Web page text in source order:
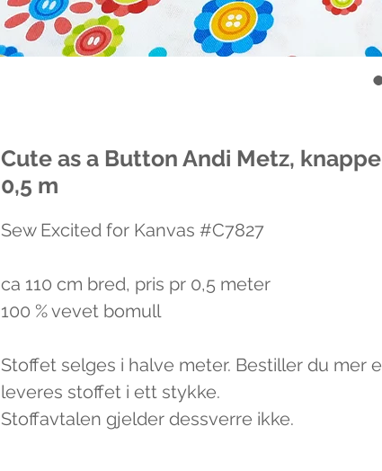
Cute as a Button Andi Metz,
0,5 m
Sew Excited for Kanvas #C7827
ca 110 cm bred, pris pr 0,5 meter
100 % vevet bomull
Stoffet selges i halve meter. Bestiller du mer
leveres stoffet i ett stykke.
Stoffavtalen gjelder dessverre ikke.